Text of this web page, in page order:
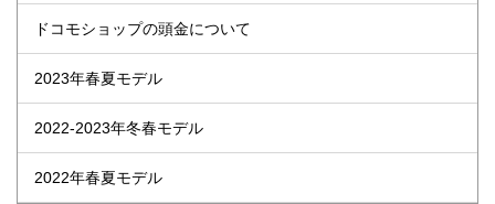
ドコモショップの頭金について
2023年春夏モデル
2022-2023年冬春モデル
2022年春夏モデル